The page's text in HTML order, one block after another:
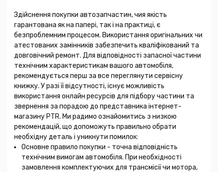
Здійснення покупки автозапчастин, чия якість
гарантована як на папері, так і на практиці, є
безпроблемним процесом. Використання оригінальних чи
атестованих замінників забезпечить кваліфікований та
довговічний ремонт. Для відповідності запасної частини
технічним характеристикам вашого автомобіля,
рекомендується перш за все переглянути сервісну
книжку. У разі її відсутності, існує можливість
використання онлайн ресурсів для підбору частини та
звернення за порадою до представника інтернет-
магазину PTR. Ми радимо ознайомитись з низкою
рекомендацій, що допоможуть правильно обрати
необхідну деталь і уникнути помилок:
Основне правило покупки - точна відповідність
технічним вимогам автомобіля. При необхідності
замовлення комплектуючих для трансмісії чи мотора,